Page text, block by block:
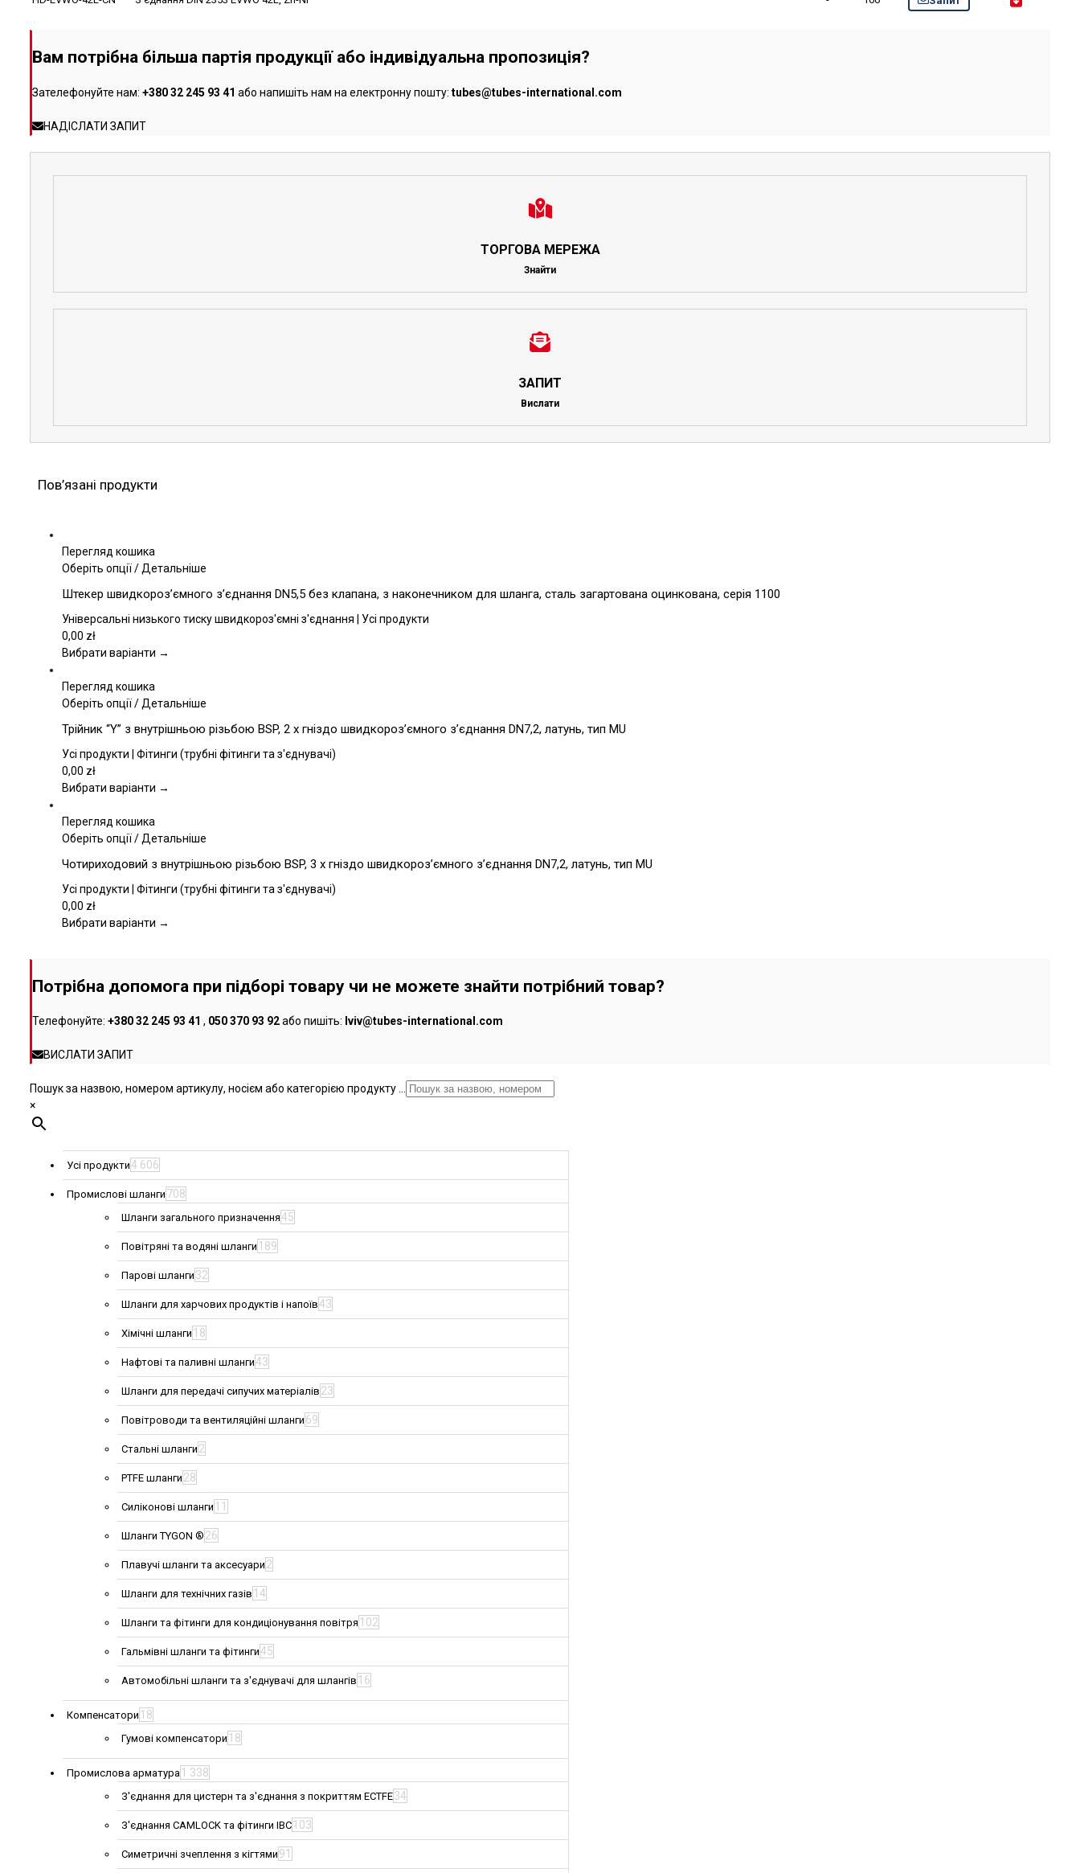
Вам потрібна більша партія продукції або індивідуальна пропозиція?
Зателефонуйте нам: +380 32 245 93 41 або напишіть нам на електронну пошту: tubes@tubes-international.com
НАДІСЛАТИ ЗАПИТ
ТОРГОВА МЕРЕЖА
Знайти
ЗАПИТ
Вислати
Пов’язані продукти
Перегляд кошика
Оберіть опції Цей
має
кілька
Параметри
вибрати
на
товару
/Детальніше
Штекер швидкороз’ємного з’єднання DN5,5 без клапана, з наконечником для шланга, сталь загартована оцинкована, серія 1100
Універсальні низького тиску швидкороз'ємні з'єднання | Усі продукти
0,00 zł
Вибрати варіанти →
Перегляд кошика
Оберіть опції Цей
має
кілька
Параметри
вибрати
на
товару
/Детальніше
Трійник “Y” з внутрішньою різьбою BSP, 2 x гніздо швидкороз’ємного з’єднання DN7,2, латунь, тип MU
Усі продукти | Фітинги (трубні фітинги та з'єднувачі)
0,00 zł
Вибрати варіанти →
Перегляд кошика
Оберіть опції Цей
має
кілька
Параметри
сторінці
/Детальніше
Чотириходовий з внутрішньою різьбою BSP, 3 x гніздо швидкороз’ємного з’єднання DN7,2, латунь, тип MU
Усі продукти | Фітинги (трубні фітинги та з'єднувачі)
0,00 zł
Вибрати варіанти →
Потрібна допомога при підборі товару чи не можете знайти потрібний товар?
Телефонуйте: +380 32 245 93 41 , 050 370 93 92або пишіть: lviv@tubes-international.com
ВИСЛАТИ ЗАПИТ
Пошук за назвою, номером артикулу, носієм або категорією продукту ...
×
Усі продукти4 606
Промислові шланги 708
Шланги загального призначення45
Повітряні та водяні шланги 189
Парові шланги 32
Шланги для харчових продуктів і напоїв43
Хімічні шланги 18
Нафтові та паливні шланги43
Шланги для передачі сипучих матеріалів 23
Повітроводи та вентиляційні шланги 69
Стальні шланги 2
PTFE шланги 28
Силіконові шланги 11
Шланги TYGON ® 26
Плавучі шланги та аксесуари 2
Шланги для технічних газів 14
Шланги та фітинги для кондиціонування повітря 102
Гальмівні шланги та фітинги45
Автомобільні шланги та з'єднувачі для шлангів 16
Компенсатори 18
Гумові компенсатори 18
Промислова арматура 1 338
З'єднання для цистерн та з'єднання з покриттям ECTFE34
З'єднання CAMLOCK та фітинги IBC 103
Симетричні зчеплення з кігтями 91